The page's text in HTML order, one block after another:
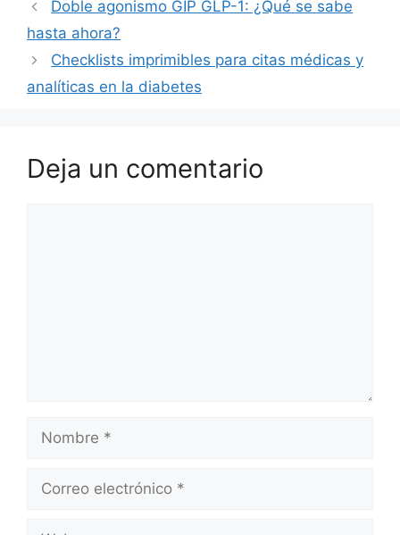
Doble agonismo GIP GLP-1: ¿Qué se sabe
hasta ahora?
Checklists imprimibles para citas médicas y
analíticas en la diabetes
Deja un comentario
Nombre
Correo
Web